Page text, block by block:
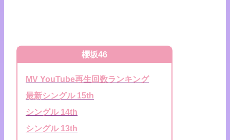
櫻坂46
MV YouTube再生回数ランキング
最新シングル 15th
シングル 14th
シングル 13th